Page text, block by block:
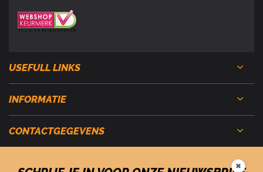
USEFULL LINKS
INFORMATIE
CONTACTGEGEVENS
✖